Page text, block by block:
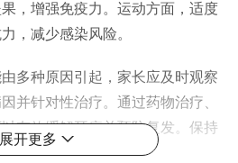
，增强免疫力。运动方面，适度
，减少感染风险。
多种原因引起，家长应及时观察
并针对性治疗。通过药物治疗、
有效缓解耳痛并预防复发。保持
防耳部疾病的关键。
展开更多